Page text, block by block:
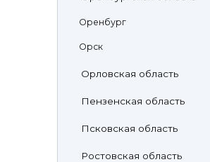
Оренбург
Орск
Орловская область
Пензенская область
Псковская область
Ростовская область